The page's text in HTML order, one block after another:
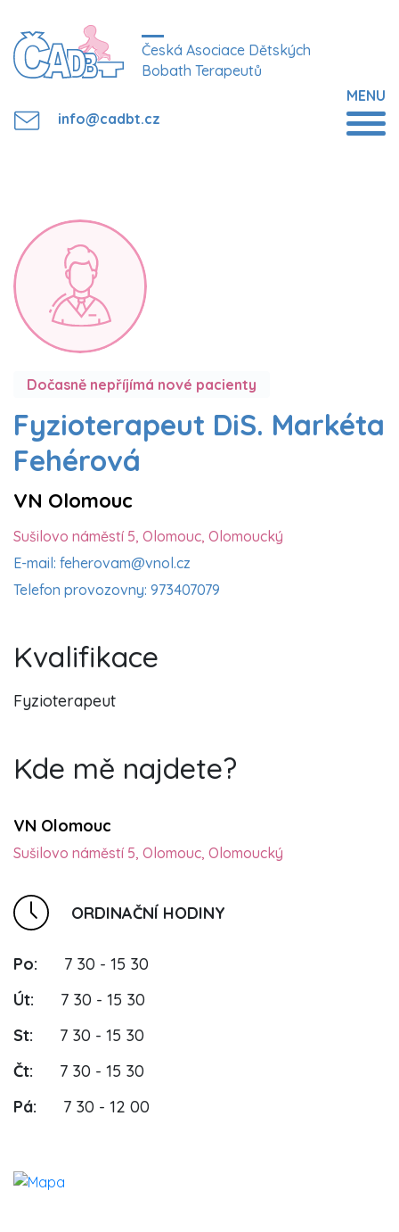
Česká Asociace Dětských
Bobath Terapeutů
info@cadbt.cz
MENU
Dočasně nepříjímá nové pacienty
Fyzioterapeut DiS. Markéta
Fehérová
VN Olomouc
Sušilovo náměstí 5, Olomouc, Olomoucký
E-mail: feherovam@vnol.cz
Telefon provozovny: 973407079
Kvalifikace
Fyzioterapeut
Kde mě najdete?
VN Olomouc
Sušilovo náměstí 5, Olomouc, Olomoucký
ORDINAČNÍ HODINY
Po:
7 30 - 15 30
Út:
7 30 - 15 30
St:
7 30 - 15 30
Čt:
7 30 - 15 30
Pá:
7 30 - 12 00